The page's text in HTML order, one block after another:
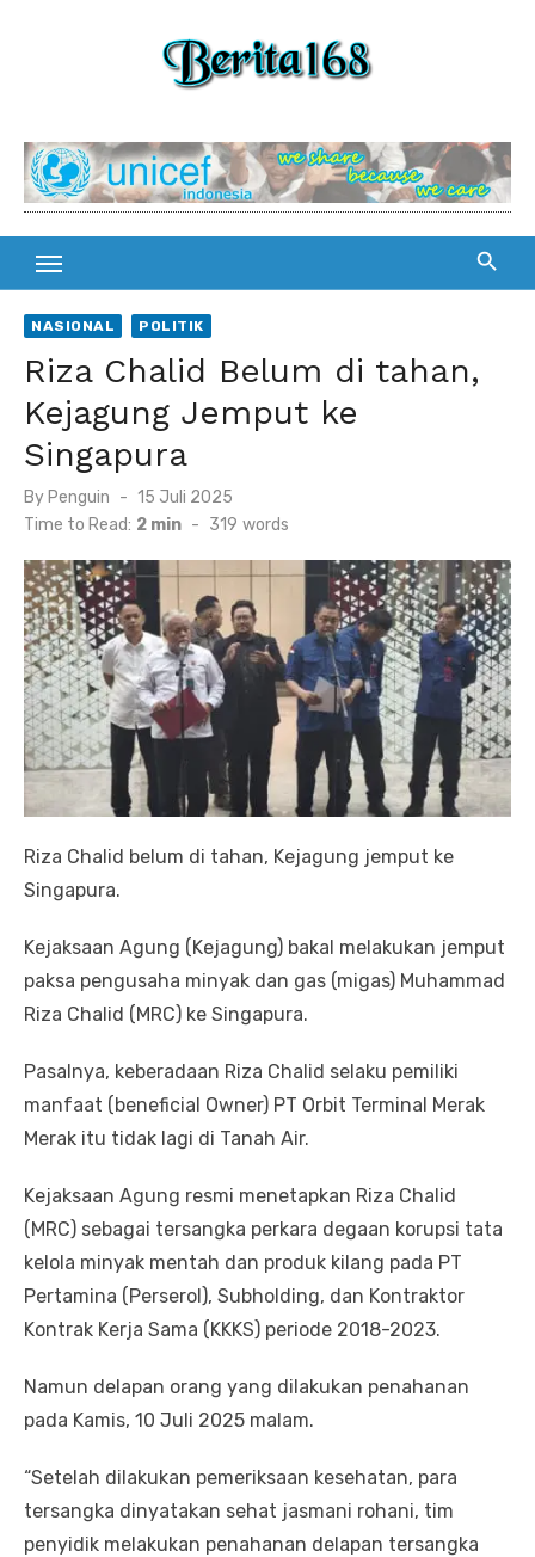
NASIONAL POLITIK
Riza Chalid Belum di tahan,
Kejagung Jemput ke
Singapura
By Penguin
Posted
on
15 Juli 2025
Time to Read: 2 min - 319 words
Riza Chalid belum di tahan, Kejagung jemput ke
Singapura.
Kejaksaan Agung (Kejagung) bakal melakukan jemput
paksa pengusaha minyak dan gas (migas) Muhammad
Riza Chalid (MRC) ke Singapura.
Pasalnya, keberadaan Riza Chalid selaku pemiliki
manfaat (beneficial Owner) PT Orbit Terminal Merak
Merak itu tidak lagi di Tanah Air.
Kejaksaan Agung resmi menetapkan Riza Chalid
(MRC) sebagai tersangka perkara degaan korupsi tata
kelola minyak mentah dan produk kilang pada PT
Pertamina (Perserol), Subholding, dan Kontraktor
Kontrak Kerja Sama (KKKS) periode 2018-2023.
Namun delapan orang yang dilakukan penahanan
pada Kamis, 10 Juli 2025 malam.
“Setelah dilakukan pemeriksaan kesehatan, para
tersangka dinyatakan sehat jasmani rohani, tim
penyidik melakukan penahanan delapan tersangka